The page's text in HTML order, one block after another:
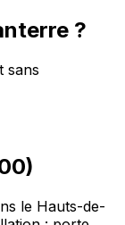
?
sans
)
le Hauts-de-